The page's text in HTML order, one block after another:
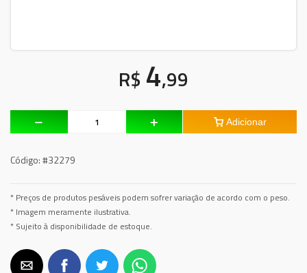
R$ 4,99
Adicionar
Código:#32279
* Preços de produtos pesáveis podem sofrer variação de acordo com o peso.
* Imagem meramente ilustrativa.
* Sujeito à disponibilidade de estoque.